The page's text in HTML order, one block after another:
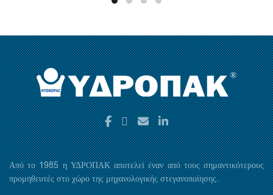
Από το 1985 η ΥΔΡΟΠΑΚ αποτελεί έναν από τους σημαντικότερους
προμηθευτές στο χώρο της μηχανολογικής στεγανοποίησης.